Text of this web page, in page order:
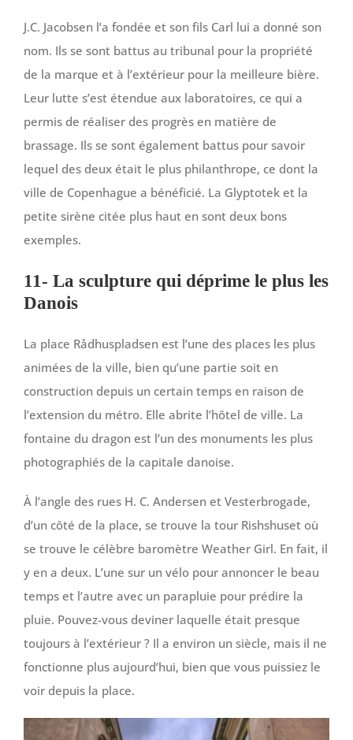
J.C. Jacobsen l’a fondée et son fils Carl lui a donné son
nom. Ils se sont battus au tribunal pour la propriété
de la marque et à l’extérieur pour la meilleure bière.
Leur lutte s’est étendue aux laboratoires, ce qui a
permis de réaliser des progrès en matière de
brassage. Ils se sont également battus pour savoir
lequel des deux était le plus philanthrope, ce dont la
ville de Copenhague a bénéficié. La Glyptotek et la
petite sirène citée plus haut en sont deux bons
exemples.
11- La sculpture qui déprime le plus les
Danois
La place Rådhuspladsen est l’une des places les plus
animées de la ville, bien qu’une partie soit en
construction depuis un certain temps en raison de
l’extension du métro. Elle abrite l’hôtel de ville. La
fontaine du dragon est l’un des monuments les plus
photographiés de la capitale danoise.
À l’angle des rues H. C. Andersen et Vesterbrogade,
d’un côté de la place, se trouve la tour Rishshuset où
se trouve le célèbre baromètre Weather Girl. En fait, il
y en a deux. L’une sur un vélo pour annoncer le beau
temps et l’autre avec un parapluie pour prédire la
pluie. Pouvez-vous deviner laquelle était presque
toujours à l’extérieur ? Il a environ un siècle, mais il ne
fonctionne plus aujourd’hui, bien que vous puissiez le
voir depuis la place.